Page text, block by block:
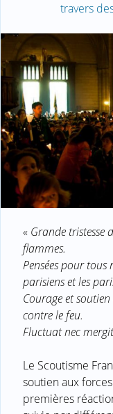
travers
« Grande tristesse
flammes.
Pensées pour
parisiens et les
Courage et
contre le feu.
Fluctuat nec
Le Scoutisme
soutien aux
premières